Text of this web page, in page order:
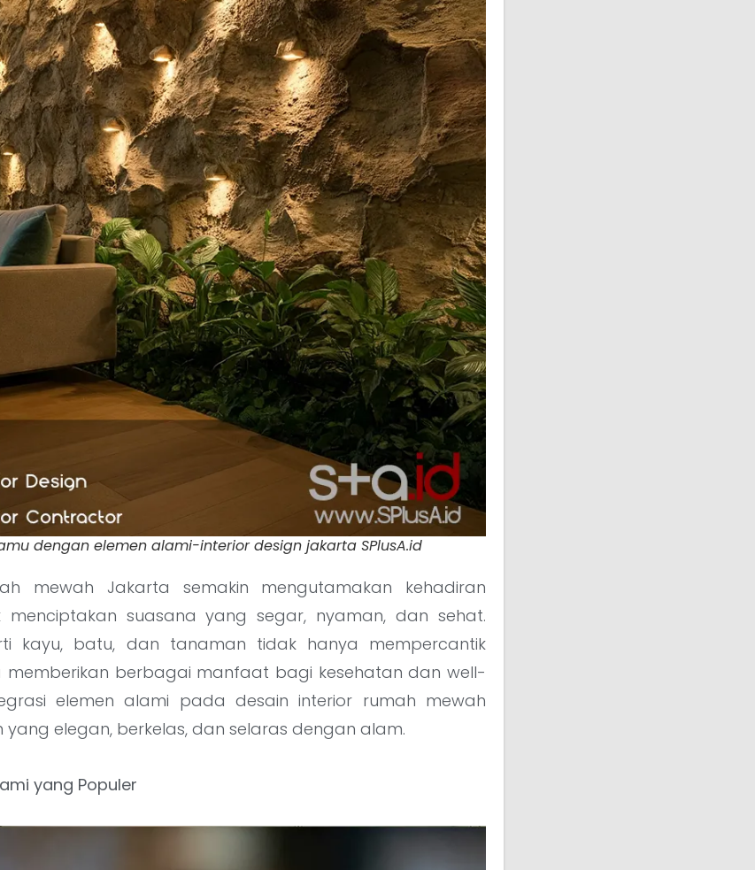
dengan elemen alami-interior design jakarta SPlusA.id
mewah Jakarta semakin mengutamakan kehadiran
menciptakan suasana yang segar, nyaman, dan sehat.
kayu, batu, dan tanaman tidak hanya mempercantik
memberikan berbagai manfaat bagi kesehatan dan well-
elemen alami pada desain interior rumah mewah
yang elegan, berkelas, dan selaras dengan alam.
yang Populer